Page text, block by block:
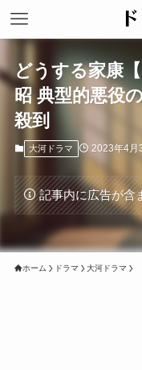
どうする家康
昭 典型的悪役
殺到
大河ドラマ 2023年4月
記事内に広告が含
ホーム ドラマ 大河ドラマ